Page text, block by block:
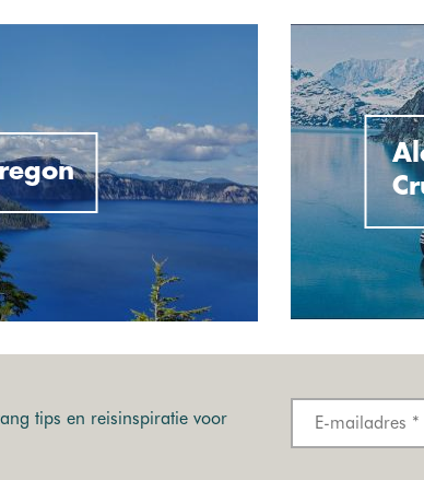
tips en reisinspiratie voor